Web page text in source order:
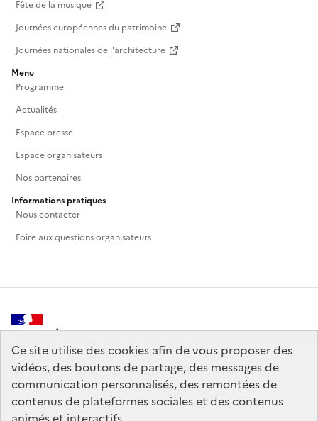
Ce site utilise des cookies afin de vous proposer des
vidéos, des boutons de partage, des messages de
communication personnalisés, des remontées de
contenus de plateformes sociales et des contenus
Fête de la musique
Journées européennes du patrimoine
Journées nationales de l'architecture
Menu
Programme
Actualités
Espace presse
Espace organisateurs
Nos partenaires
Informations pratiques
Nous contacter
Foire aux questions organisateurs
MINISTÈRE
DE LA CULTURE